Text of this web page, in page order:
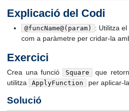
Explicació del Codi
@funcName@(param)
: Utilitza
com a paràmetre per cridar-la
Exercici
Crea una funció Square
que
utilitza
ApplyFunction per aplicar-
Solució